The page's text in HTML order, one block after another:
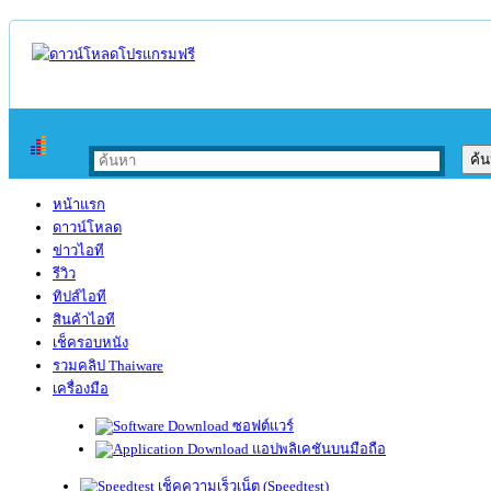
หน้าแรก
ดาวน์โหลด
ข่าวไอที
รีวิว
ทิปส์ไอที
สินค้าไอที
เช็ครอบหนัง
รวมคลิป Thaiware
เครื่องมือ
ซอฟต์แวร์
แอปพลิเคชันบนมือถือ
เช็คความเร็วเน็ต (Speedtest)